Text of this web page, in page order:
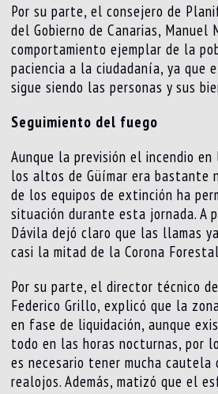
Por su parte, el consejero de
del Gobierno de Canarias, Manuel
comportamiento ejemplar de la
paciencia a la ciudadanía, ya que
sigue siendo las personas y sus
Seguimiento del fuego
Aunque la previsión el incendio
los altos de Güímar era bastante
de los equipos de extinción ha
situación durante esta jornada. A
Dávila dejó claro que las llamas
casi la mitad de la Corona
Por su parte, el director técnico
Federico Grillo, explicó que la
en fase de liquidación, aunque
todo en las horas nocturnas, por
es necesario tener mucha cautela
realojos. Además, matizó que el